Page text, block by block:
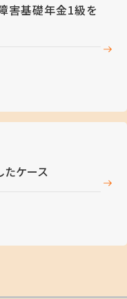
害基礎年金1級を
ケース